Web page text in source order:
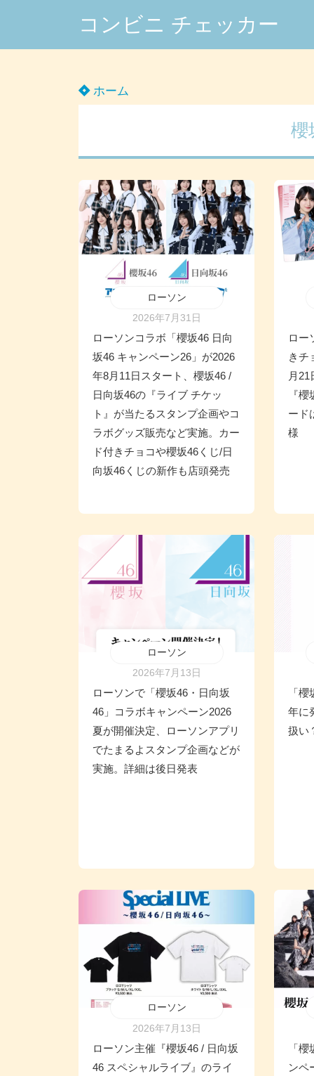
コンビニ チェッカー
ホーム
櫻
ローソン
2026年7月31日
ローソンコラボ「櫻坂46 日向
坂46 キャンペーン26」が2026
年8月11日スタート、櫻坂46 /
日向坂46の『ライブ チケッ
ト』が当たるスタンプ企画やコ
ラボグッズ販売など実施。カー
ド付きチョコや櫻坂46くじ/日
向坂46くじの新作も店頭発売
ロー
きチ
月
『
ード
様
ローソン
2026年7月13日
ローソンで「櫻坂46・日向坂
46」コラボキャンペーン2026
夏が開催決定、ローソンアプリ
でたまるよスタンプ企画などが
実施。詳細は後日発表
「
年に
扱い
ローソン
2026年7月13日
ローソン主催『櫻坂46 / 日向坂
46 スペシャルライブ』のライ
「
ンペ